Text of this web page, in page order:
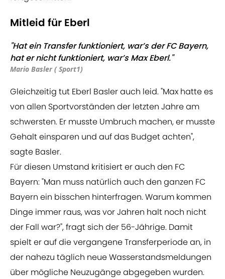
Mitleid für Eberl
"Hat ein Transfer funktioniert, war’s der FC Bayern,
hat er nicht funktioniert, war’s Max Eberl."
Mario Basler ( Sport1)
Gleichzeitig tut Eberl Basler auch leid. "Max hatte es
von allen Sportvorständen der letzten Jahre am
schwersten. Er musste Umbruch machen, er musste
Gehalt einsparen und auf das Budget achten",
sagte Basler.
Für diesen Umstand kritisiert er auch den FC
Bayern: "Man muss natürlich auch den ganzen FC
Bayern ein bisschen hinterfragen. Warum kommen
Dinge immer raus, was vor Jahren halt noch nicht
der Fall war?", fragt sich der 56-Jährige. Damit
spielt er auf die vergangene Transferperiode an, in
der nahezu täglich neue Wasserstandsmeldungen
über mögliche Neuzugänge abgegeben wurden.